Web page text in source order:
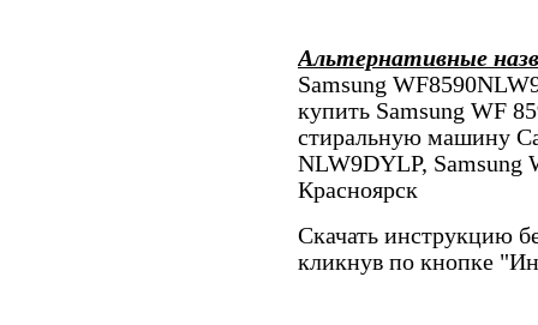
Альтернативные
Samsung
купить Samsung WF
стиральную машину
NLW9DYLP, Samsung
Красноярск
Скачать инструкцию
кликнув по кнопке